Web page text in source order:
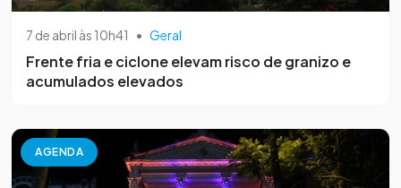
7 de abril às 10h41 • Geral
Frente fria e ciclone elevam risco de granizo e
acumulados elevados
AGENDA